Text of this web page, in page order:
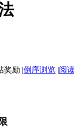
|倒序浏览 |阅